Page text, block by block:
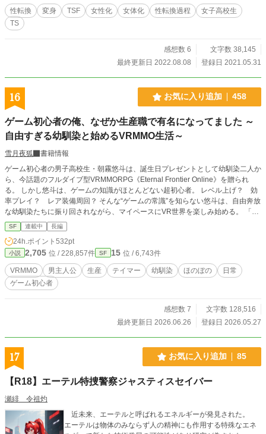
性転換 変身 TSF 女性化 女体化 性転換過程
女子高校生
TS
感想数 6
文字数 38,145
最終更新日 2022.08.08
登録日 2021.05.31
16 お気に入り追加 458
ゲーム初心者の俺、なぜか生産職で有名になってました ～
自由すぎる幼馴染と始めるVRMMO生活～
雪月夜狐
書籍情報
ゲーム初心者の男子高校生・朝霧悠斗は、誕生日プレゼントとして幼馴染二人か
ら、今話題のフルダイブ型VRMMORPG《Eternal Frontier Online》を贈られ
る。 しかし悠斗は、ゲームの知識がほとんどない超初心者。 レベル上げ？ 効
率プレイ？ レア装備周回？ そんな“ゲームの常識”を知らない悠斗は、自由奔放
な幼馴染たちに振り回されながら、マイペースにVR世界を楽しみ始める。 「ま
ずは拠点を整えたほうがよくないか？」 「この子、お腹空いてそうだな」 「壊
れたなら修理したほうが便利だろ？」 ――だが、その何気ない行動こそが、普
通のプレイヤーでは辿り着けない発見へと繋がっていた。 モンスター用のご飯
作り、便利な道具の開発、テイムした小さな魔物たちとの生活。 戦うより
も、“快適に遊ぶこと”を優先していたはずなのに、いつの間にか掲示板では有名
人扱い。 『あの初心者クラフター、また変なもの作ってる』 『なんでそのモン
スター懐いてるんだ？』 『攻略勢より楽しそうなのずるい』 ゲームだからこそ
これは、ゲーム初心者の少年が、自由すぎる幼馴染たちと一緒に、自分だけの楽
しみ方でVR世界を満喫していく、ほのぼの日常VRMMOファンタジー。
SF 連載中 長編
24h.ポイント 532pt
小説 2,705 位 / 228,857件 SF 15 位 / 6,743件
VRMMO 男主人公 生産 テイマー 幼馴染 ほのぼの
日常
ゲーム初心者
感想数 7
文字数 128,516
最終更新日 2026.06.26
登録日 2026.05.27
17 お気に入り追加 85
【R18】エーテル特捜警察ジャスティスセイバー
瀬緋 令祖灼
近未来、エーテルと呼ばれるエネルギーが発見された。
エーテルは物体のみならず人の精神にも作用する特殊なエネ